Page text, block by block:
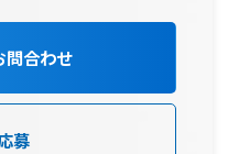
問合わせ
募